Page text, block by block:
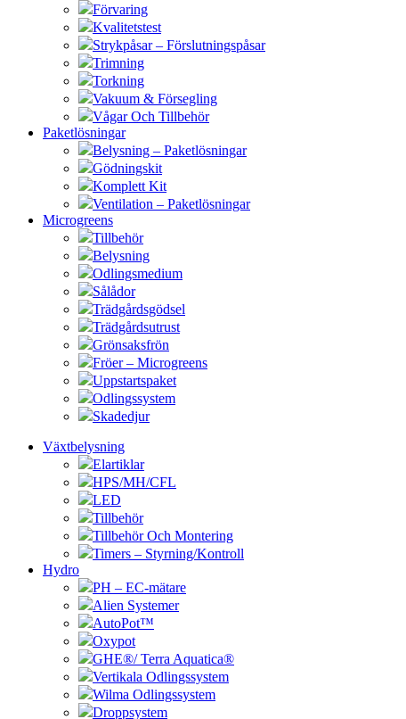
Förvaring
Kvalitetstest
Strykpåsar – Förslutningspåsar
Trimning
Torkning
Vakuum & Försegling
Vågar Och Tillbehör
Paketlösningar
Belysning – Paketlösningar
Gödningskit
Komplett Kit
Ventilation – Paketlösningar
Microgreens
Tillbehör
Belysning
Odlingsmedium
Sålådor
Trädgårdsgödsel
Trädgårdsutrust
Grönsaksfrön
Fröer – Microgreens
Uppstartspaket
Odlingssystem
Skadedjur
Växtbelysning
Elartiklar
HPS/MH/CFL
LED
Tillbehör
Tillbehör Och Montering
Timers – Styrning/Kontroll
Hydro
PH – EC-mätare
Alien Systemer
AutoPot™
Oxypot
GHE®/ Terra Aquatica®
Vertikala Odlingssystem
Wilma Odlingssystem
Droppsystem